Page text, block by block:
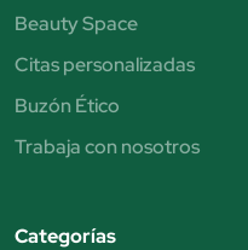
Beauty Space
Citas personalizadas
Buzón Ético
Trabaja con nosotros
Categorías